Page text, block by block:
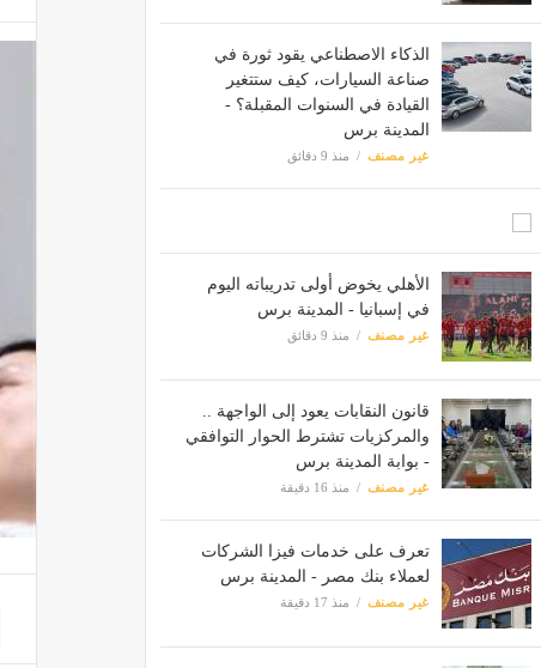
الذكاء الاصطناعي يقود ثورة في
صناعة السيارات، كيف ستتغير
القيادة في السنوات المقبلة؟ -
المدينة برس
غير مصنف منذ 9 دقائق
الأهلي يخوض أولى تدريباته اليوم
في إسبانيا - المدينة برس
غير مصنف منذ 9 دقائق
قانون النقابات يعود إلى الواجهة ..
والمركزيات تشترط الحوار التوافقي
- بوابة المدينة برس
غير مصنف منذ 16 دقيقة
تعرف على خدمات فيزا الشركات
لعملاء بنك مصر - المدينة برس
غير مصنف منذ 17 دقيقة